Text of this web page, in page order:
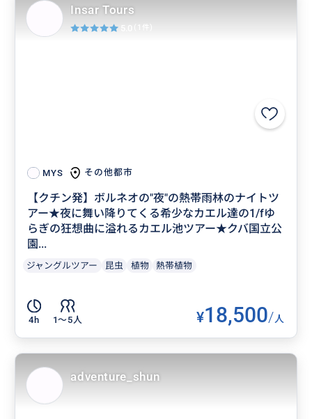
MYS その他都市
【クチン発】ボルネオの"夜"の熱帯雨林のナイトツ
アー★夜に舞い降りてくる希少なカエル達の1/fゆ
らぎの狂想曲に溢れるカエル池ツアー★クバ国立公
園...
ジャングルツアー 昆虫 植物 熱帯植物
4h 1〜5人 ¥18,500/人
Insar Tours
5.0
adventure_shun